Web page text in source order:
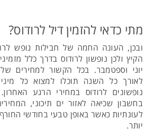
מתי כדאי להזמין דיל לרודוס?
ובכן, העונה החמה של חבילות נופש
הקיץ ולכן נופשון לרודוס בדרך כלל
יוני וספטמבר. בכל הקשור למחירים של
לאורך כל השנה תוכלו למצוא כל מיני
נופשונים לרודוס במחירי הרגע
בחשבון שכיאה לאזור ים תיכוני,
לעונתיות כאשר באופן טבעי בחודשי
יותר.